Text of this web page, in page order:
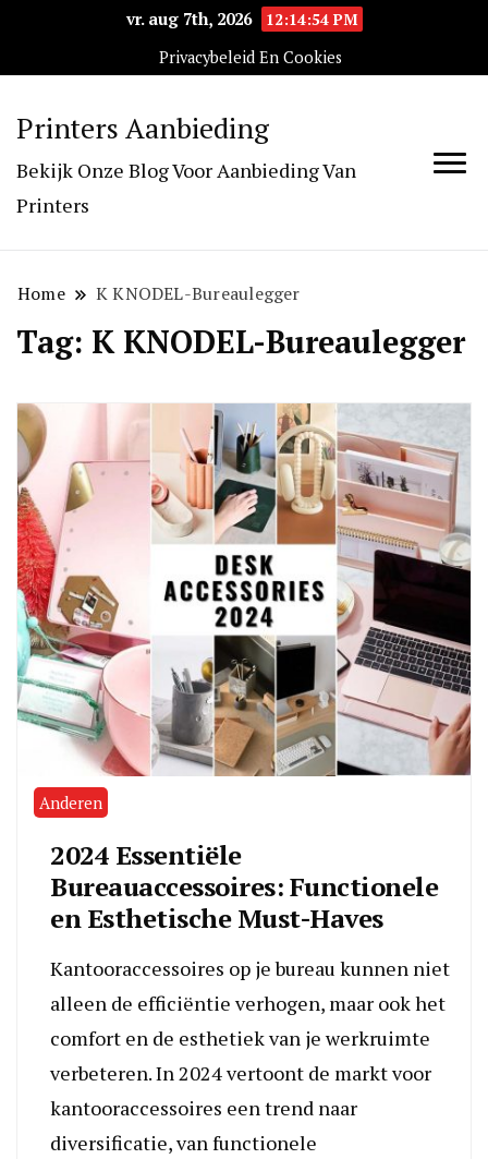
vr. aug 7th, 2026
12:14:54 PM
Privacybeleid En Cookies
Printers Aanbieding
Bekijk Onze Blog Voor Aanbieding Van
Printers
Home K KNODEL-Bureaulegger
Tag: K KNODEL-Bureaulegger
Anderen
2024 Essentiële
Bureauaccessoires: Functionele
en Esthetische Must-Haves
Kantooraccessoires op je bureau kunnen niet
alleen de efficiëntie verhogen, maar ook het
comfort en de esthetiek van je werkruimte
verbeteren. In 2024 vertoont de markt voor
kantooraccessoires een trend naar
diversificatie, van functionele